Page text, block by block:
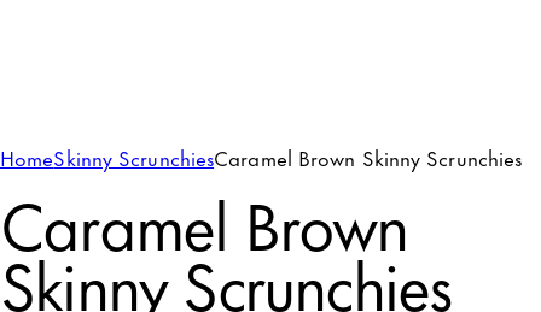
HomeSkinny ScrunchiesCaramel Brown Skinny Scrunchies
Caramel Brown
Skinny Scrunchies